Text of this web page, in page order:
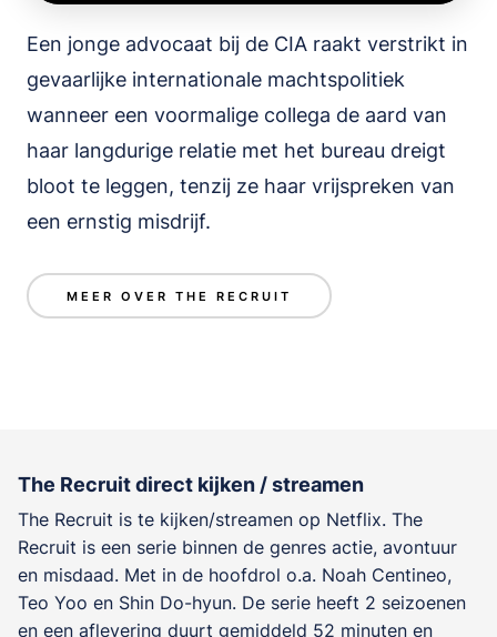
Een jonge advocaat bij de CIA raakt verstrikt in
gevaarlijke internationale machtspolitiek
wanneer een voormalige collega de aard van
haar langdurige relatie met het bureau dreigt
bloot te leggen, tenzij ze haar vrijspreken van
een ernstig misdrijf.
MEER OVER THE RECRUIT
The Recruit direct kijken / streamen
The Recruit is te kijken/streamen op Netflix. The
Recruit is een serie binnen de genres actie, avontuur
en misdaad. Met in de hoofdrol o.a. Noah Centineo,
Teo Yoo en Shin Do-hyun. De serie heeft 2 seizoenen
en een aflevering duurt gemiddeld 52 minuten en